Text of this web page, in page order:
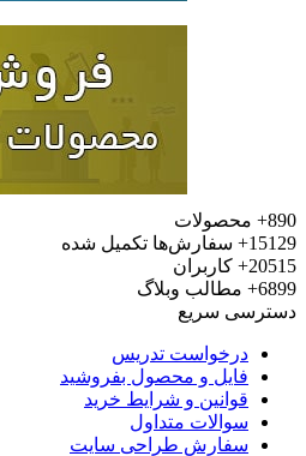
محصولات
سفارش‌ها تکمیل شده
کاربران
مطالب وبلاگ
سریع
درخواست تدریس
فایل و محصول بفروشید
قوانین و شرایط خرید
سوالات متداول
سفارش طراحی سایت